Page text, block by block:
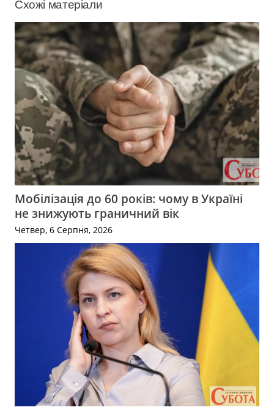
Схожі матеріали
Мобілізація до 60 років: чому в Україні
не знижують граничний вік
Четвер, 6 Серпня, 2026